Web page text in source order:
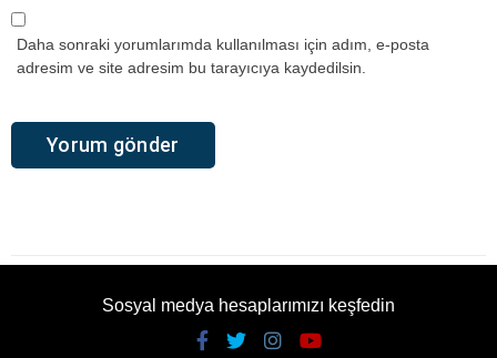
Daha sonraki yorumlarımda kullanılması için adım, e-posta
adresim ve site adresim bu tarayıcıya kaydedilsin.
Sosyal medya hesaplarımızı keşfedin